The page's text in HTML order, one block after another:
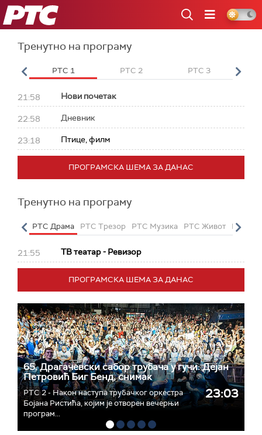
РТС
Тренутно на програму
РТС 1 РТС 2 РТС 3
21:58 Нови почетак
22:58 Дневник
23:18 Птице, филм
ПРОГРАМСКА ШЕМА ЗА ДАНАС
Тренутно на програму
РТС Драма РТС Трезор РТС Музика РТС Живот РТС
21:55 ТВ театар - Ревизор
ПРОГРАМСКА ШЕМА ЗА ДАНАС
65. Драгачевски сабор трубача у гучи: Дејан
Петровић Биг Бeнд, снимак
РТС 2 - Након наступа трубачког оркестра
Бојана Ристића, којим је отворен вечерњи
програм...
23:03